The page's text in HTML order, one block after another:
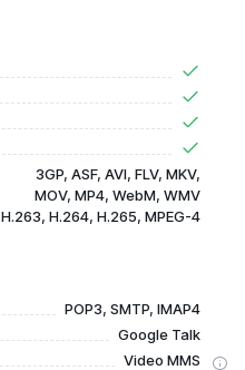
3GP, ASF, AVI, FLV, MKV,
MOV, MP4, WebM, WMV
H.263, H.264, H.265, MPEG-4
POP3, SMTP, IMAP4
Google Talk
Video MMS